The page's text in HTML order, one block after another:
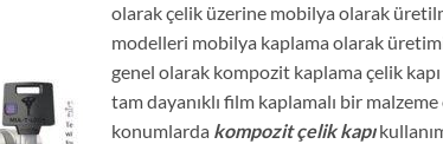
olarak çelik üzerine mobilya olarak
modelleri mobilya kaplama olarak
genel olarak kompozit kaplama çelik
tam dayanıklı film kaplamalı bir
konumlarda kompozit çelik kapı